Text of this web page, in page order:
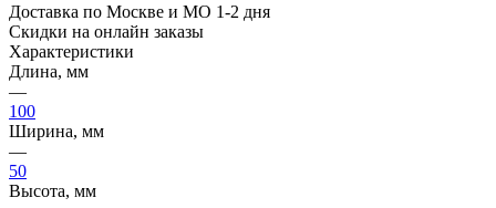
Доставка по Москве и МО 1-2 дня
Скидки на онлайн заказы
Характеристики
Длина, мм
—
100
Ширина, мм
—
50
Высота, мм